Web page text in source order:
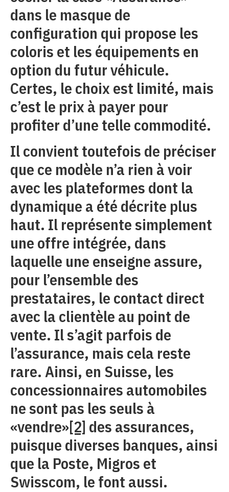
dans le masque de
configuration qui propose les
coloris et les équipements en
option du futur véhicule.
Certes, le choix est limité, mais
c’est le prix à payer pour
profiter d’une telle commodité.
Il convient toutefois de préciser
que ce modèle n’a rien à voir
avec les plateformes dont la
dynamique a été décrite plus
haut. Il représente simplement
une offre intégrée, dans
laquelle une enseigne assure,
pour l’ensemble des
prestataires, le contact direct
avec la clientèle au point de
vente. Il s’agit parfois de
l’assurance, mais cela reste
rare. Ainsi, en Suisse, les
concessionnaires automobiles
ne sont pas les seuls à
«vendre»[2] des assurances,
puisque diverses banques, ainsi
que la Poste, Migros et
Swisscom, le font aussi.